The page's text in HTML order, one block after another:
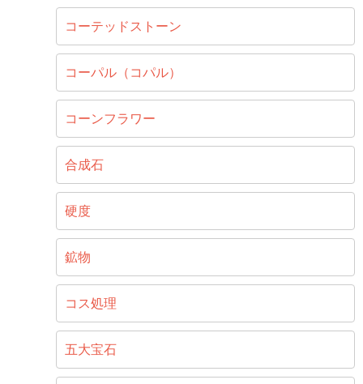
コーテッドストーン
コーパル（コパル）
コーンフラワー
合成石
硬度
鉱物
コス処理
五大宝石